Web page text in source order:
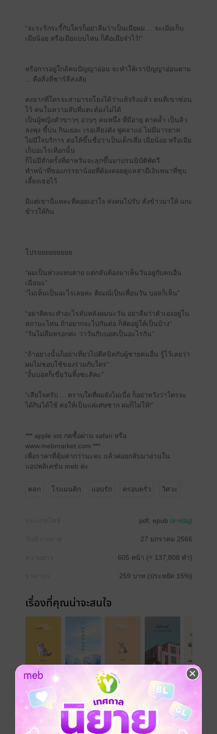
“จะระริกระรี้กับใครก็อย่าลืมว่าเป็นเมียผม ... จะเมียเก็บ
เมียน้อย หรือเมียแบบไหน ก็คือเมียจำไว้!”
หรือการอยู่ใกล้คนปัญญาอ่อน จะทำให้เราปัญญาอ่อนตาม
... คือสิ่งที่ชาร์ลีสงสัย
คงยากที่ใครจะสามารถโยงได้ว่าแท้จริงแล้ว คนที่เขาซ่อน
ไว้ คนในความลับที่แตะต้องไม่ได้
เป็นผู้หญิงตัวขาวๆ อวบๆ คนหนึ่ง ที่มีอายุ ตาคล้ำ เป็นสิว
ลงพุง ขี้บ่น กินเยอะ เรอเสียงดัง พูดจาแย่ ไม่มีมารยาท
ไม่มีใจบริการ ต่อให้ขึ้นชื่อว่าเป็นเด็กเสี่ย เมียน้อย หรือเมีย
เก็บอะไรเทือกนั้น
ก็ไม่มีสักครั้งที่ดาหวันจะลุกขึ้นมาปรนนิบัติพัดวี
ทำหน้าที่ของภรรยาน้อยที่ต้องคอยดูแลสามีเงินหนาที่ชุบ
เลี้ยงเธอไว้
มีแต่เขานี่แหละที่คอยเอาใจ ส่งคนไปรับ สั่งข้าวมาให้ แกะ
ข้าวให้กิน
โปรยยยยยยยยย
“ผมเป็นห่วงแทบตาย แต่กลับต้องมาเห็นวันอยู่กับคนอื่น
เนี่ยนะ”
“ไม่เห็นเป็นอะไรเลยค่ะ ติณณ์เป็นเพื่อนวัน บอสก็เห็น”
“อย่าคิดจะทำอะไรลับหลังผมนะวัน อย่าลืมว่าตัวเองอยู่ใน
สถานะไหน ถ้าอยากจะไปกันต่อ ก็หัดอยู่ให้เป็นบ้าง”
“วันไม่ลืมหรอกค่ะ ว่าวันกับบอสเป็นอะไรกัน”
“ถ้าอย่างนั้นก็อย่าเที่ยวไปตีสนิทกับผู้ชายคนอื่น รู้ไว้เลยว่า
ผมไม่ชอบใช้ของร่วมกับใคร”
“งั้นบอสก็เขี่ยวันทิ้งซะสิคะ"
“เสียใจครับ ... ตราบใดที่ผมยังไม่เบื่อ ก็อย่าหวังว่าใครจะ
ได้กินได้ใช้ ต่อให้เป็นแค่เศษซาก ผมก็ไม่ให้!”
*** apple ios กดซื้อผ่าน safari หรือ
www.mebmarket.com ***
เพื่อราคาที่คุ้มค่ากว่านะคะ แล้วค่อยกลับมาอ่านใน
แอปพลิเคชัน meb ค่ะ
ตลก โรแมนติก แอบรัก ครอบครัว วิศวะ
pdf, epub (สารบัญ)
27 มกราคม 2566
605 หน้า (≈ 137,808 คำ)
259 บาท (ประหยัด 15%)
เรื่องที่คุณน่าจะสนใจ
เขียนรีวิวและให้เรตติ้ง